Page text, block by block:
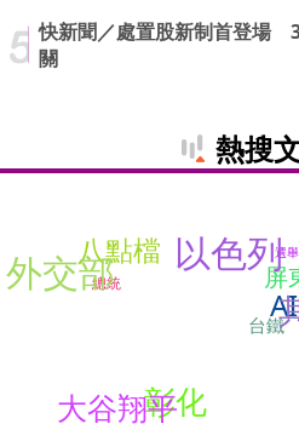
快新聞／處置股新制首登場
關
熱搜
AI
屏
彰化
大谷翔平
選舉
以色列
總統
八點檔
台鐵
外交部